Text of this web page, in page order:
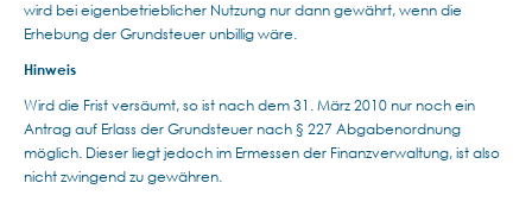
wird bei eigenbetrieblicher Nutzung nur dann gewährt, wenn die
Erhebung der Grundsteuer unbillig wäre.
Hinweis
Wird die Frist versäumt, so ist nach dem 31. März 2010 nur noch ein
Antrag auf Erlass der Grundsteuer nach § 227 Abgabenordnung
möglich. Dieser liegt jedoch im Ermessen der Finanzverwaltung, ist also
nicht zwingend zu gewähren.